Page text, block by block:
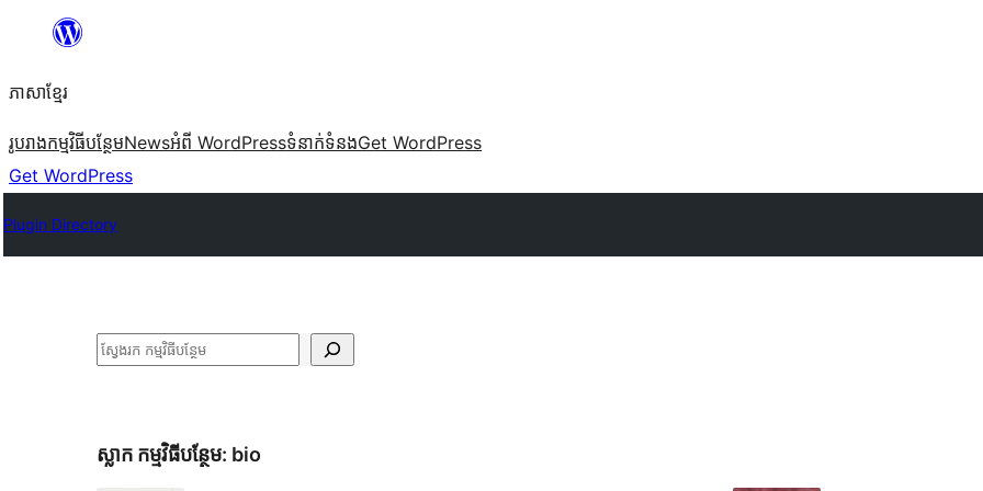
content
ភាសា​ខ្មែរ
រូបរាងកម្មវិធីបន្ថែមNewsអំពី WordPressទំនាក់​ទំនងGet WordPress
Get WordPress
Plugin Directory
ស្វែងរក
ស្លាក​ កម្មវិធីបន្ថែម: bio